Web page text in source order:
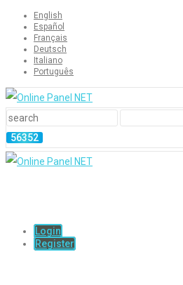
English
Español
Français
Deutsch
Italiano
Português
Login
Register